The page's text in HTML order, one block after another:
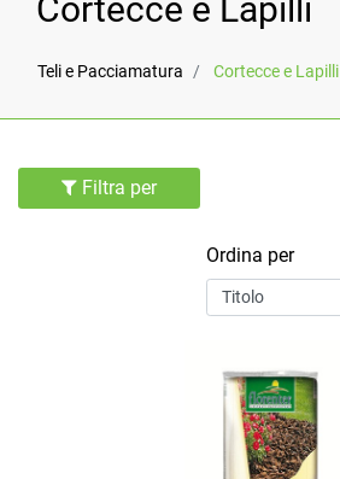
Cortecce e Lapilli
Teli e Pacciamatura Cortecce e Lapilli
Filtra per
Ordina per